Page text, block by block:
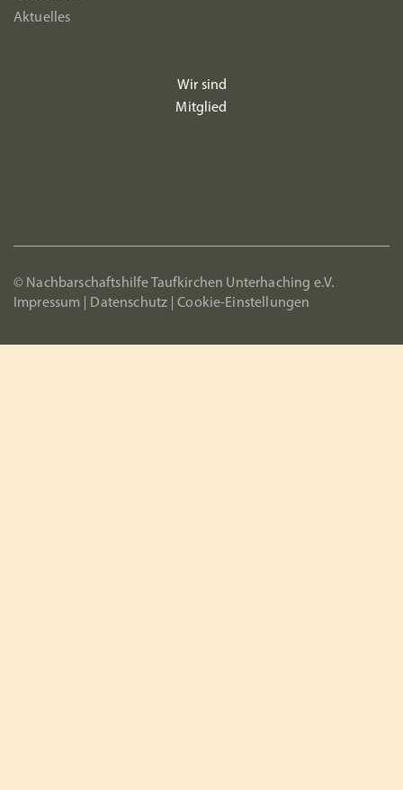
Aktuelles
Wir sind
Mitglied
© Nachbarschaftshilfe Taufkirchen Unterhaching e.V.
Impressum
Datenschutz Cookie-Einstellungen